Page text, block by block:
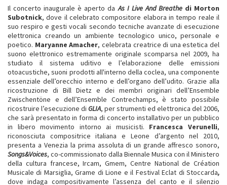
Il concerto inaugurale è aperto da As I Live And Breathedi Morton
Subotnick, dove il celebrato compositore elabora in tempo reale il
suo respiro e gesti vocali secondo tecniche avanzate di esecuzione
elettronica creando un ambiente tecnologico unico, personale e
poetico. Maryanne Amacher, celebrata creatrice di una estetica del
suono elettronico estremamente originale scomparsa nel 2009, ha
studiato il sistema uditivo e l’elaborazione delle emissioni
otoacustiche, suoni prodotti all'interno della coclea, una componente
essenziale dell’orecchio interno e dell’organo dell’udito. Grazie alla
ricostruzione di Bill Dietz e dei membri originari dell’Ensemble
Zwischentöne e dell’Ensemble Contrechamps, è stato possibile
ricostruire l’esecuzione di GLIA, per strumenti ed elettronica del 2006,
che sarà presentato in forma di concerto installativo per un pubblico
in libero movimento intorno ai musicisti. Francesca Verunelli,
riconosciuta compositrice italiana e Leone d’argento nel 2010,
presenta a Venezia la prima assoluta di un grande affresco sonoro,
Songs&Voices, co-commissionato dalla Biennale Musica con il Ministero
della cultura francese, Ircam, Gmem, Centre National de Création
Musicale di Marsiglia, Grame di Lione e il Festival Eclat di Stoccarda,
dove indaga compositivamente l’assenza del canto e il silenzio